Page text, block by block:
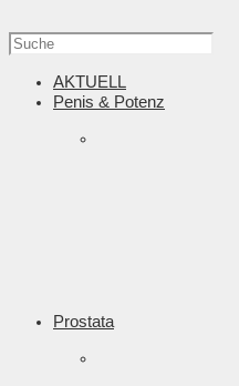
AKTUELL
Penis & Potenz
Prostata